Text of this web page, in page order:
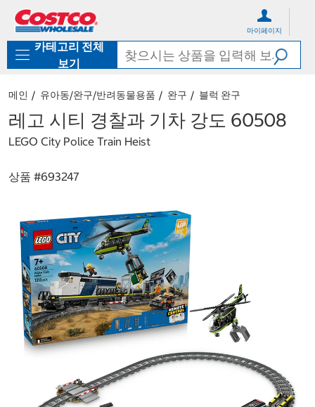
로
기
가
마이페이지
카테고리 전체
보기
메인 유아동/완구/반려동물용품 완구 블럭 완구
레고 시티 경찰과 기차 강도 60508
LEGO City Police Train Heist
상품 #693247